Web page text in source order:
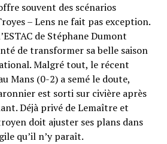
souvent des scénarios
– Lens ne fait pas exception.
de Stéphane Dumont
de transformer sa belle saison
Malgré tout, le récent
Mans (0-2) a semé le doute,
est sorti sur civière après
Déjà privé de Lemaître et
doit ajuster ses plans dans
qu’il n’y paraît.